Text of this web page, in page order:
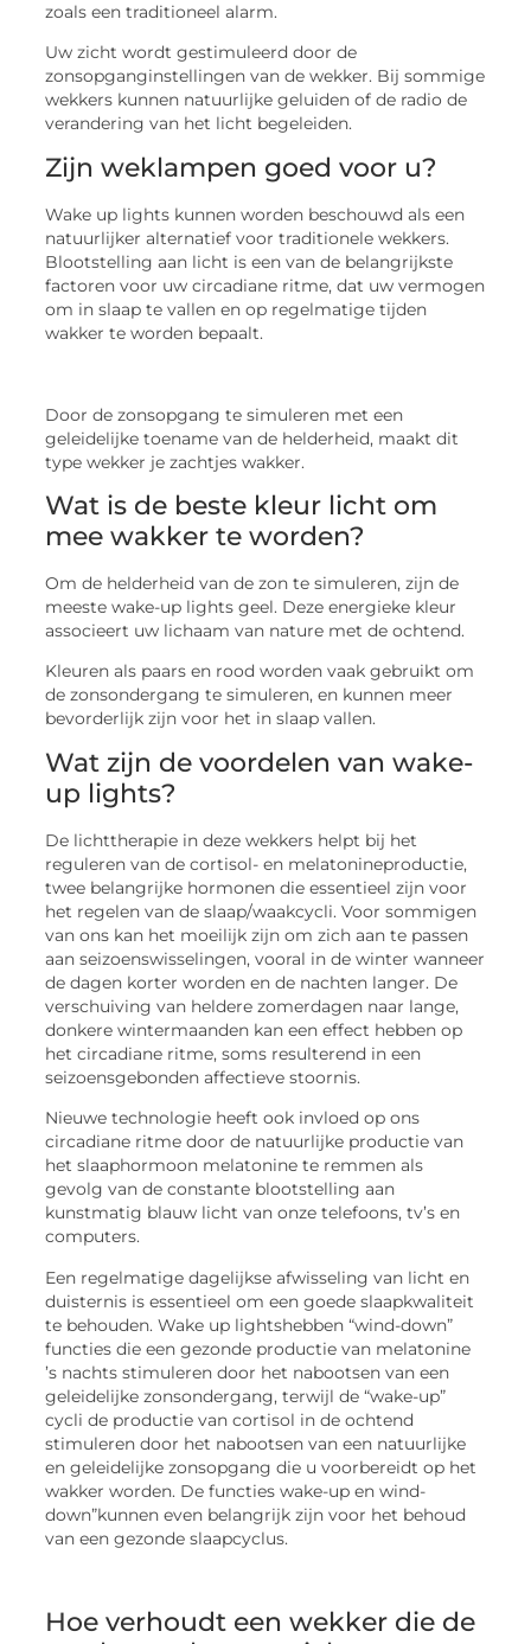
zoals een traditioneel alarm.
Uw zicht wordt gestimuleerd door de
zonsopganginstellingen van de wekker. Bij sommige
wekkers kunnen natuurlijke geluiden of de radio de
verandering van het licht begeleiden.
Zijn weklampen goed voor u?
Wake up lights kunnen worden beschouwd als een
natuurlijker alternatief voor traditionele wekkers.
Blootstelling aan licht is een van de belangrijkste
factoren voor uw circadiane ritme, dat uw vermogen
om in slaap te vallen en op regelmatige tijden
wakker te worden bepaalt.
Door de zonsopgang te simuleren met een
geleidelijke toename van de helderheid, maakt dit
type wekker je zachtjes wakker.
Wat is de beste kleur licht om
mee wakker te worden?
Om de helderheid van de zon te simuleren, zijn de
meeste wake-up lights geel. Deze energieke kleur
associeert uw lichaam van nature met de ochtend.
Kleuren als paars en rood worden vaak gebruikt om
de zonsondergang te simuleren, en kunnen meer
bevorderlijk zijn voor het in slaap vallen.
Wat zijn de voordelen van wake-
up lights?
De lichttherapie in deze wekkers helpt bij het
reguleren van de cortisol- en melatonineproductie,
twee belangrijke hormonen die essentieel zijn voor
het regelen van de slaap/waakcycli. Voor sommigen
van ons kan het moeilijk zijn om zich aan te passen
aan seizoenswisselingen, vooral in de winter wanneer
de dagen korter worden en de nachten langer. De
verschuiving van heldere zomerdagen naar lange,
donkere wintermaanden kan een effect hebben op
het circadiane ritme, soms resulterend in een
seizoensgebonden affectieve stoornis.
Nieuwe technologie heeft ook invloed op ons
circadiane ritme door de natuurlijke productie van
het slaaphormoon melatonine te remmen als
gevolg van de constante blootstelling aan
kunstmatig blauw licht van onze telefoons, tv’s en
computers.
Een regelmatige dagelijkse afwisseling van licht en
duisternis is essentieel om een goede slaapkwaliteit
te behouden. Wake up lightshebben “wind-down”
functies die een gezonde productie van melatonine
’s nachts stimuleren door het nabootsen van een
geleidelijke zonsondergang, terwijl de “wake-up”
cycli de productie van cortisol in de ochtend
stimuleren door het nabootsen van een natuurlijke
en geleidelijke zonsopgang die u voorbereidt op het
wakker worden. De functies wake-up en wind-
down”kunnen even belangrijk zijn voor het behoud
van een gezonde slaapcyclus.
Hoe verhoudt een wekker die de